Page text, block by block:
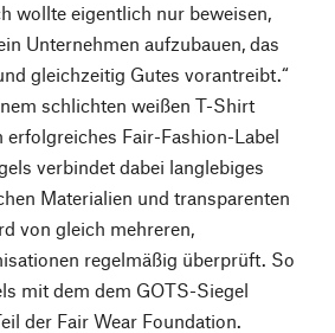
wollte eigentlich nur beweisen,
Unternehmen aufzubauen, das
gleichzeitig Gutes vorantreibt.“
schlichten weißen T-Shirt
erfolgreiches Fair-Fashion-Label
verbindet dabei langlebiges
Materialien und transparenten
von gleich mehreren,
regelmäßig überprüft. So
mit dem dem GOTS-Siegel
der Fair Wear Foundation.